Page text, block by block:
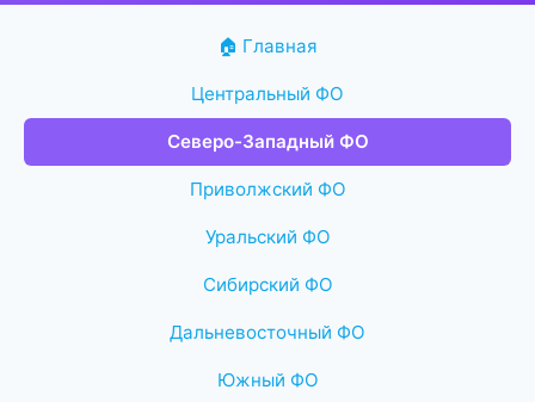
🏠 Главная
Центральный ФО
Северо-Западный ФО
Приволжский ФО
Уральский ФО
Сибирский ФО
Дальневосточный ФО
Южный ФО